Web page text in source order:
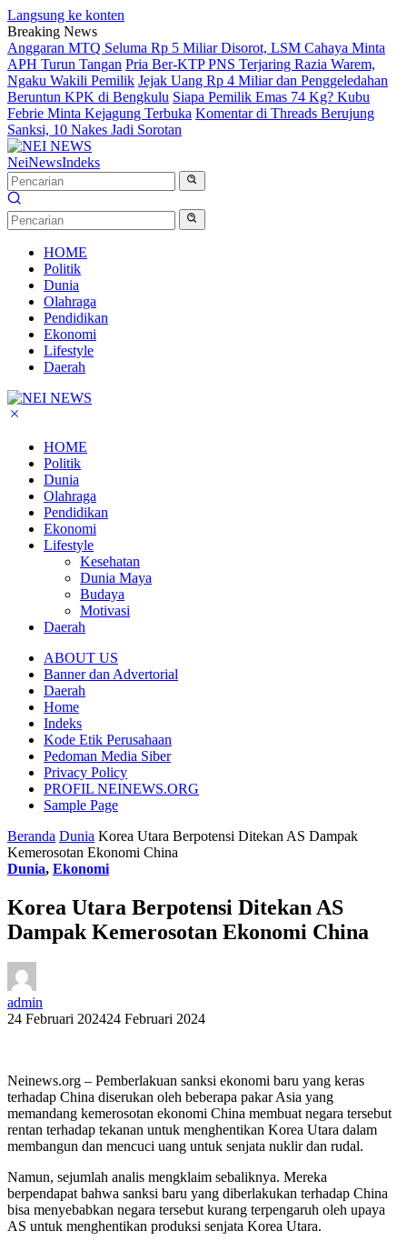
Langsung ke konten
Breaking News
Anggaran MTQ Seluma Rp 5 Miliar Disorot, LSM Cahaya Minta
APH Turun Tangan Pria Ber-KTP PNS Terjaring Razia Warem,
Ngaku Wakili Pemilik Jejak Uang Rp 4 Miliar dan Penggeledahan
Beruntun KPK di Bengkulu Siapa Pemilik Emas 74 Kg? Kubu
Febrie Minta Kejagung Terbuka Komentar di Threads Berujung
Sanksi, 10 Nakes Jadi Sorotan
NeiNewsIndeks
HOME
Politik
Dunia
Olahraga
Pendidikan
Ekonomi
Lifestyle
Daerah
HOME
Politik
Dunia
Olahraga
Pendidikan
Ekonomi
Lifestyle
Kesehatan
Dunia Maya
Budaya
Motivasi
Daerah
ABOUT US
Banner dan Advertorial
Daerah
Home
Indeks
Kode Etik Perusahaan
Pedoman Media Siber
Privacy Policy
PROFIL NEINEWS.ORG
Sample Page
Beranda Dunia Korea Utara Berpotensi Ditekan AS Dampak
Kemerosotan Ekonomi China
Dunia, Ekonomi
Korea Utara Berpotensi Ditekan AS
Dampak Kemerosotan Ekonomi China
admin
24 Februari 202424 Februari 2024
Neinews.org – Pemberlakuan sanksi ekonomi baru yang keras
terhadap China diserukan oleh beberapa pakar Asia yang
memandang kemerosotan ekonomi China membuat negara tersebut
rentan terhadap tekanan untuk menghentikan Korea Utara dalam
membangun dan mencuci uang untuk senjata nuklir dan rudal.
Namun, sejumlah analis mengklaim sebaliknya. Mereka
berpendapat bahwa sanksi baru yang diberlakukan terhadap China
bisa menyebabkan negara tersebut kurang terpengaruh oleh upaya
AS untuk menghentikan produksi senjata Korea Utara.